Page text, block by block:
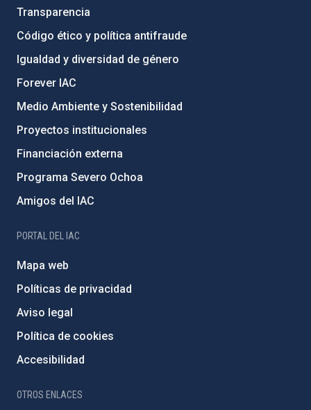
Transparencia
Código ético y política antifraude
Igualdad y diversidad de género
Forever IAC
Medio Ambiente y Sostenibilidad
Proyectos institucionales
Financiación externa
Programa Severo Ochoa
Amigos del IAC
PORTAL DEL IAC
Mapa web
Políticas de privacidad
Aviso legal
Política de cookies
Accesibilidad
OTROS ENLACES